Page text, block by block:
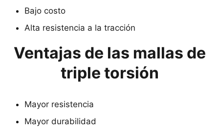
Bajo costo
Alta resistencia a la tracción
Ventajas de las mallas de
triple torsión
Mayor resistencia
Mayor durabilidad